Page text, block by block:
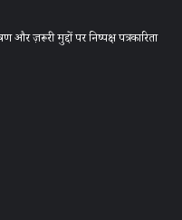
ज़रूरी मुद्दों पर निष्पक्ष पत्रकारिता